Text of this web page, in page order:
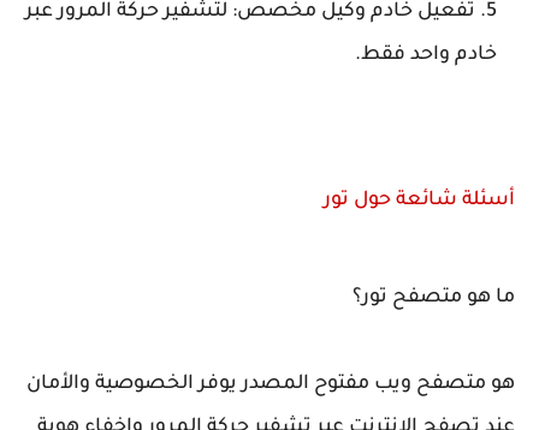
تفعيل خادم وكيل مخصص: لتشفير حركة المرور عبر
خادم واحد فقط.
أسئلة شائعة حول تور
ما هو متصفح تور؟
هو متصفح ويب مفتوح المصدر يوفر الخصوصية والأمان